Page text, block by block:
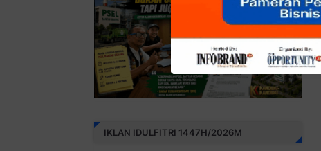
IKLAN IDULFITRI 1447H/2026M